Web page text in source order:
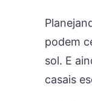
podem
sol. E
casais